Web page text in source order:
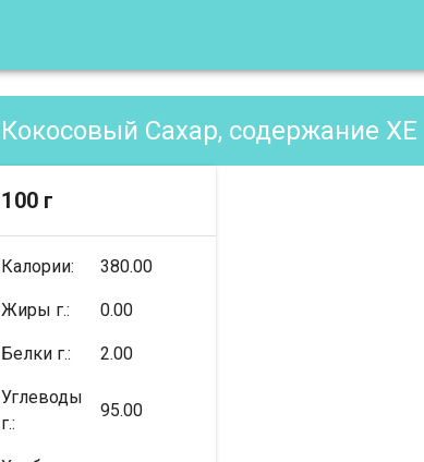
Кокосовый Сахар, содержание XE
100 г
Калории: 380.00
Жиры г.: 0.00
Белки г.: 2.00
Углеводы
г.:
95.00